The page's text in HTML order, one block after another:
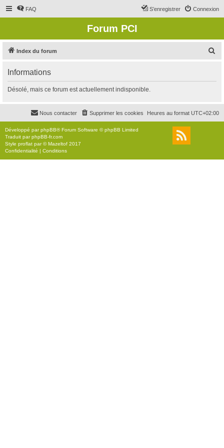
FAQ Connexion
S’enregistrer
Forum PCI
Index du forum
r
c
r
Informations
Désolé, mais ce forum est actuellement indisponible.
Heures au format UTC+02:00
Supprimer les cookies
Nous contacter
Développé parphpBB® Forum Software © phpBB Limited
Traduit parphpBB-fr.com
Style proflat par ©Mazeltof 2017
Confidentialité | Conditions